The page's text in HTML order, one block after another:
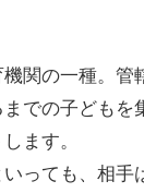
関の一種。管
での子どもを
ます。
っても、相手